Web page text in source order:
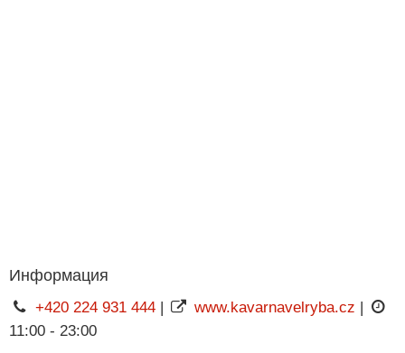
Информация
+420 224 931 444| www.kavarnavelryba.cz |
11:00 - 23:00